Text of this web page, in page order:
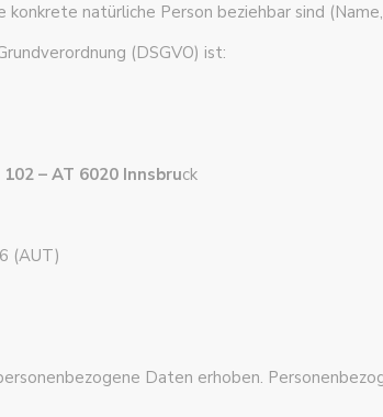
natürliche Person beziehbar sind
(DSGVO) ist:
– AT 6020 Innsbruck
(AUT)
Daten erhoben.